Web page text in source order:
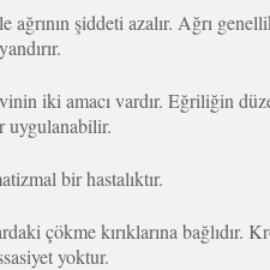
şiddeti azalır. Ağrı
iki amacı vardır. Eğriliğin
uygulanabilir.
bir hastalıktır.
çökme kırıklarına bağlıdır.
yoktur.